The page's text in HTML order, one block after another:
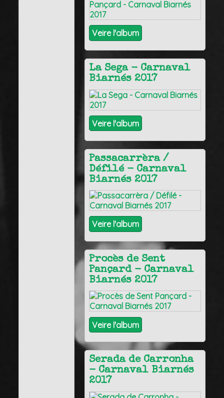
Veire l'album
La Sega - Carnaval
Biarnés 2017
Veire l'album
Passacarrèra /
Défilé - Carnaval
Biarnés 2017
Veire l'album
Procès de Sent
Pançard - Carnaval
Biarnés 2017
Veire l'album
Serada de Carronha
- Carnaval Biarnés
2017